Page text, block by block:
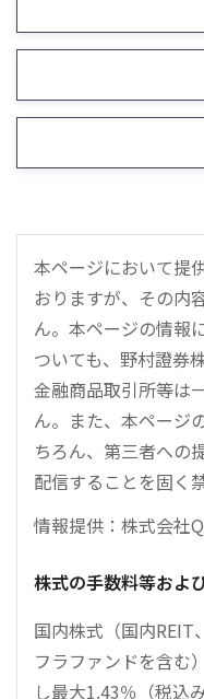
本ページにおいて提
おりますが、その内
ん。本ページの情報
ついても、野村證券
金融商品取引所等は
ん。また、本ページ
ちろん、第三者への
配信することを固く
情報提供：株式会社
株式の手数料等およ
国内株式（国内REIT
フラファンドを含む
し最大1.43％（税込